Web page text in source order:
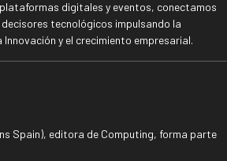
digitales y eventos, conectamos
tecnológicos impulsando la
y el crecimiento empresarial.
Spain), editora de Computing, forma parte